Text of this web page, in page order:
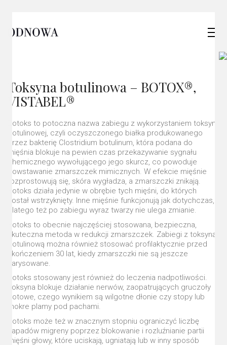
Toksyna botulinowa – BOTOX®,
VISTABEL®
Botoks to potoczna nazwa zabiegu z wykorzystaniem toksyny
botulinowej, czyli oczyszczonego białka produkowanego
przez bakterię Clostridium botulinum, która podana do
mięśnia blokuje na pewien czas przekazywanie sygnału
chemicznego wywołującego jego skurcz, co powoduje
powstawanie zmarszczek mimicznych. W efekcie mięśnie
rozprostowują się, skóra wygładza, a zmarszczki znikają.
Botoks działa jedynie w obrębie tych mięśni, do których
został wstrzyknięty. Inne mięśnie funkcjonują jak dotychczas,
dlatego też po zabiegu wyraz twarzy nie ulega zmianie.
Botoks to obecnie najczęściej stosowana, bezpieczna,
skuteczna metoda w redukcji zmarszczek. Zabiegi z toksyną
botulinową można również stosować profilaktycznie przed
ukończeniem 30 lat, kiedy zmarszczki nie są jeszcze
zarysowane.
Botoks stosowany jest również do leczenia nadpotliwości.
Toksyna blokuje działanie nerwów, zaopatrujących gruczoły
potowe, czego wynikiem są wilgotne dłonie czy stopy lub
mokre plamy pod pachami.
Botoks może też w znacznym stopniu ograniczyć liczbę
napadów migreny poprzez blokowanie i rozluźnianie partii
mięśni głowy, które uciskają, ugniatają lub w inny sposób